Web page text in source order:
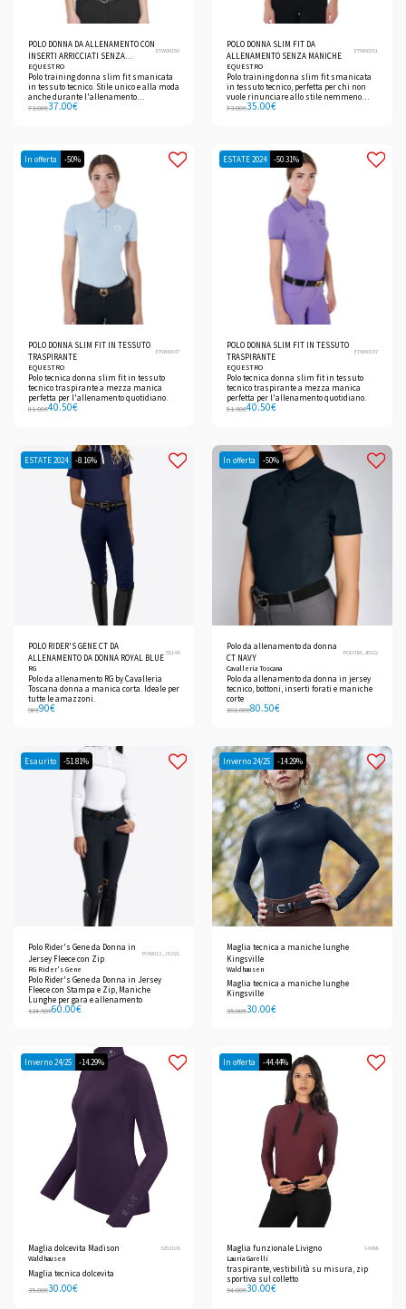
POLO DONNA DA ALLENAMENTO CON
INSERTI ARRICCIATI SENZA
MANICHE
ETW00150
EQUESTRO
Polo training donna slim fit smanicata
in tessuto tecnico. Stile unico e alla moda
anche durante l'allenamento
quotidiano.
73.00€37.00€
POLO DONNA SLIM FIT DA
ALLENAMENTO SENZA MANICHE
ETW00151
EQUESTRO
Polo training donna slim fit smanicata
in tessuto tecnico, perfetta per chi non
vuole rinunciare allo stile nemmeno
durante gli allenamenti.
73.00€35.00€
In offerta -50%
POLO DONNA SLIM FIT IN TESSUTO
TRASPIRANTE
ETW00037
EQUESTRO
Polo tecnica donna slim fit in tessuto
tecnico traspirante a mezza manica
perfetta per l'allenamento quotidiano.
81.00€40.50€
ESTATE 2024 -50.31%
POLO DONNA SLIM FIT IN TESSUTO
TRASPIRANTE
ETW00037
EQUESTRO
Polo tecnica donna slim fit in tessuto
tecnico traspirante a mezza manica
perfetta per l'allenamento quotidiano.
81.50€40.50€
ESTATE 2024 -8.16%
POLO RIDER'S GENE CT DA
ALLENAMENTO DA DONNA ROYAL BLUE
55148
RG
Polo da allenamento RG by Cavalleria
Toscana donna a manica corta. Ideale per
tutte le amazzoni.
98€90€
In offerta -50%
Polo da allenamento da donna
CT NAVY
POD384_JE022
Cavalleria Toscana
Polo da allenamento da donna in jersey
tecnico, bottoni, inserti forati e maniche
corte
161.00€80.50€
Esaurito -51.81%
Polo Rider's Gene da Donna in
Jersey Fleece con Zip
POW013_JS021
RG Rider's Gene
Polo Rider's Gene da Donna in Jersey
Fleece con Stampa e Zip, Maniche
Lunghe per gara e allenamento
124.50€60.00€
Inverno 24/25 -14.29%
Maglia tecnica a maniche lunghe
Kingsville
Waldhausen
Maglia tecnica a maniche lunghe
Kingsville
35.00€30.00€
Inverno 24/25 -14.29%
Maglia dolcevita Madison 3252108
Waldhausen
Maglia tecnica dolcevita
35.00€30.00€
In offerta -44.44%
Maglia funzionale Livigno 14888
Lauria Garelli
traspirante, vestibilità su misura, zip
sportiva sul colletto
54.00€30.00€